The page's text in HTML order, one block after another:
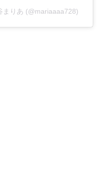
まりあ (@mariaaaa728)